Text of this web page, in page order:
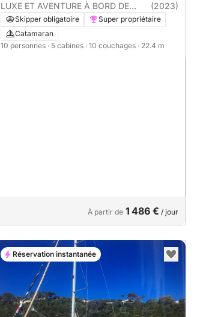
LUXE ET AVENTURE À BORD DE
MON CATAMARAN
(2023)
Skipper obligatoire
Super propriétaire
Catamaran
10 personnes · 5 cabines · 10 couchages · 22.4 m
À partir de 1 486 € / jour
Réservation instantanée